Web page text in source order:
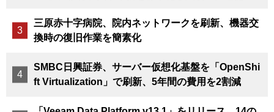
三原赤十字病院、院内ネットワークを刷新、機器交
換時の復旧作業を簡素化
SMBC日興証券、サーバー仮想化基盤を「OpenShi
ft Virtualization」で刷新、5年間の費用を2割減